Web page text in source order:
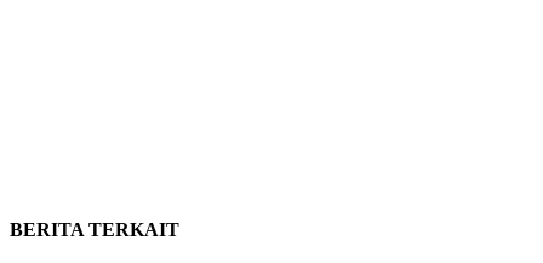
BERITA TERKAIT